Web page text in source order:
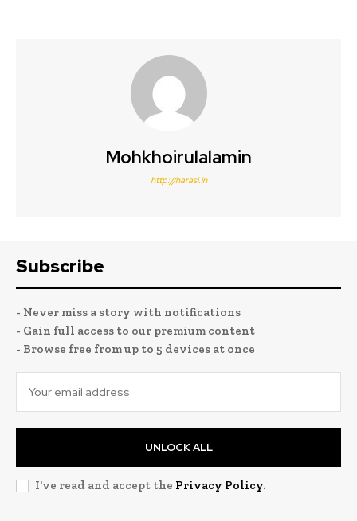
Mohkhoirulalamin
http://narasi.in
Subscribe
- Never miss a story with notifications
- Gain full access to our premium content
- Browse free from up to 5 devices at once
UNLOCK ALL
I've read and accept the Privacy Policy.